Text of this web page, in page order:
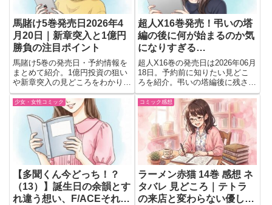
馬賭け5巻発売日2026年4
月20日｜新章突入と1億円
勝負の注目ポイント
馬賭け5巻の発売日・予約情報を
まとめて紹介。1億円投資の狙い
や新章突入の見どころをわかりや
すく解説。途中から読む価値もチ
ェックできる内容。
超人X16巻発売！弔いの塔
編の後に何が始まるのか気
になりすぎる…
超人X16巻の発売日は2026年06月
18日。予約前に知りたい見どこ
ろを紹介。弔いの塔編後に残され
た超人たちの異変や不穏な伏線が
気になる最新刊をチェック。
少女・女性コミック
【多聞くん今どっち！？
（13）】誕生日の余韻とす
れ違う想い、F/ACEそれぞ
コミック感想
ラーメン赤猫 14巻 感想 ネ
タバレ 見どころ｜テトラ
の来店と変わらない優しい